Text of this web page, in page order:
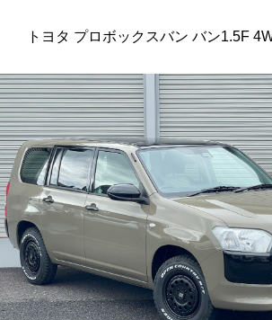
トヨタ プロボックスバン バン1.5F